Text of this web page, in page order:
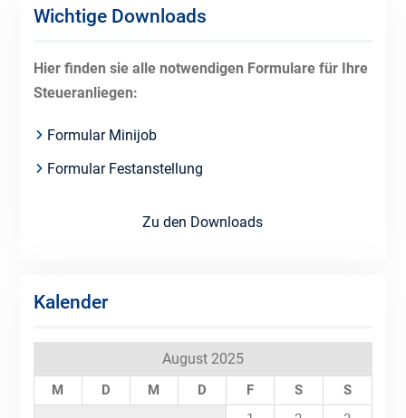
Wichtige Downloads
Hier finden sie alle notwendigen Formulare für Ihre
Steueranliegen:
Formular Minijob
Formular Festanstellung
Zu den Downloads
Kalender
August 2025
M D M D F S
S